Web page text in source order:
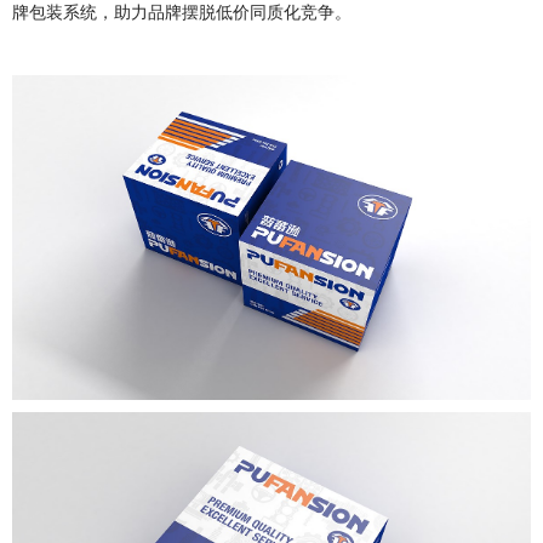
牌包装系统，助力品牌摆脱低价同质化竞争。